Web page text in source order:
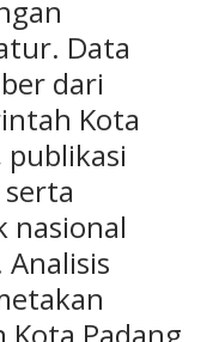
Data
dari
Kota
publikasi
nasional